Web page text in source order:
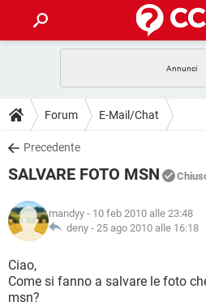
INTRATTENIMENTO
iOS
INSTAGRAM
TIKTOK
HARDWARE
GUIDE
COVID-19
INSTAGRAM
TIKTOK
HARDWARE
DOWNLOAD
COVID-19
INTRATTENIMENTO
iOS
INSTAGRAM
TIKTOK
COVID-19
INTRATTENIMENTO
iOS
INSTAGRAM
GLOSSARIO
COVID-19
INTRATTENIMENTO
Forum E-Mail/Chat
Precedente
SALVARE FOTO MSN
mandyy - 10 feb 2010 alle 23:48
deny - 25 ago 2010 alle 16:18
Ciao,
Come si fanno a salvare le foto
msn?